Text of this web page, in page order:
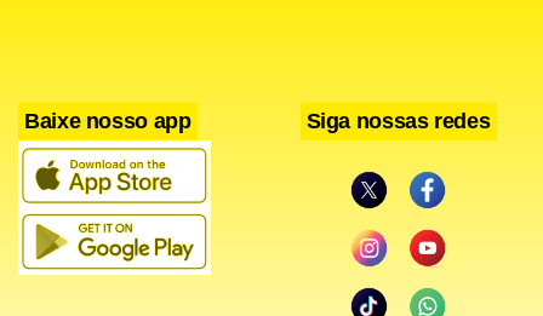
Baixe nosso app Siga nossas redes